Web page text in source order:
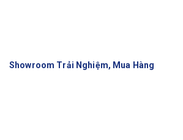
Showroom Trải Nghiệm, Mua Hàng